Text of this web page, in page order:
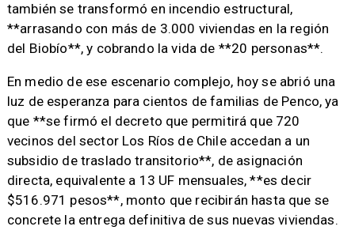
también se transformó en incendio estructural,
**arrasando con más de 3.000 viviendas en la región
del Biobío**, y cobrando la vida de **20 personas**.
En medio de ese escenario complejo, hoy se abrió una
luz de esperanza para cientos de familias de Penco, ya
que **se firmó el decreto que permitirá que 720
vecinos del sector Los Ríos de Chile accedan a un
subsidio de traslado transitorio**, de asignación
directa, equivalente a 13 UF mensuales, **es decir
$516.971 pesos**, monto que recibirán hasta que se
concrete la entrega definitiva de sus nuevas viviendas.